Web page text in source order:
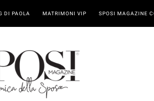
DI PAOLA MATRIMONI VIP SPOSI MAGAZINE